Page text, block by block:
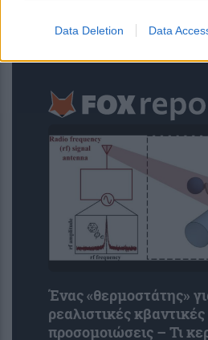
Data Deletion Data
των δομών Υγείας σε
Ένας «θερμοστάτης»
ρεαλιστικές κβαντικές
προσομοιώσεις – Τι